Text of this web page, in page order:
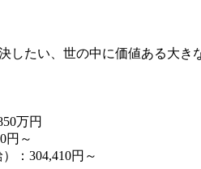
したい、世の中に価値ある大き
万円
円～
：304,410円～